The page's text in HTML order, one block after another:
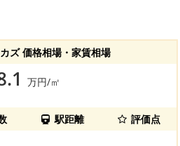
ズ 価格相場・家賃相場
万円/㎡
駅距離 評価点